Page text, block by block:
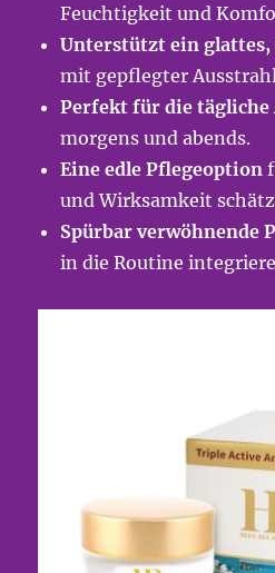
Feuchtigkeit und
Unterstützt ein
mit gepflegter
Perfekt für die tägliche
morgens und abends.
Eine edle Pflegeoption
und Wirksamkeit
Spürbar verwöhnende
in die Routine